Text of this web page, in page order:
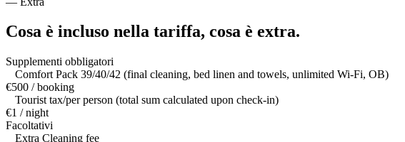
Cosa è incluso nella tariffa, cosa è extra.
Supplementi obbligatori
Comfort Pack 39/40/42 (final cleaning, bed linen and towels, unlimited Wi-Fi, OB)
€500 / booking
Tourist tax/per person (total sum calculated upon check-in)
€1 / night
Facoltativi
Extra Cleaning fee